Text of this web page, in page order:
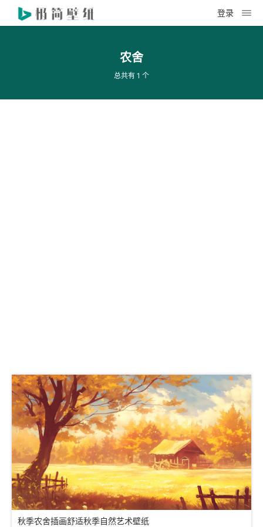
登录
农舍
总共有 1 个
秋季农舍插画舒适秋季自然艺术壁纸